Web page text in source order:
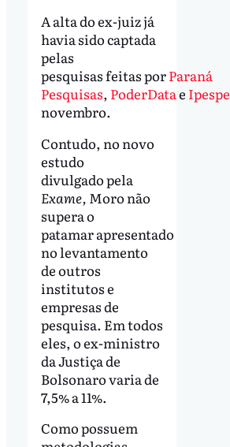
A alta do ex-juiz já
havia sido captada
pelas
pesquisas feitas porParaná
Pesquisas, PoderDatae Ipespe
novembro.
Contudo, no novo
estudo
divulgado pela
Exame, Moro não
supera o
patamar apresentado
no levantamento
de outros
institutos e
empresas de
pesquisa. Em todos
eles, o ex-ministro
da Justiça de
Bolsonaro varia de
7,5% a 11%.
Como possuem